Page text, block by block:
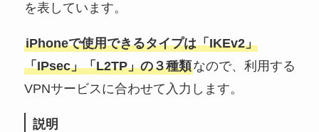
を表しています。
iPhoneで使用できるタイプは「IKEv2」
「IPsec」「L2TP」の３種類なので、利用する
VPNサービスに合わせて入力します。
説明